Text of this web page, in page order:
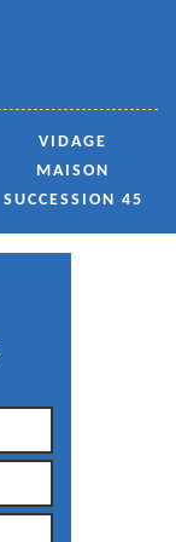
VIDAGE
MAISON
SUCCESSION 45